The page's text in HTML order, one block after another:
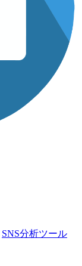
SNS分析ツール